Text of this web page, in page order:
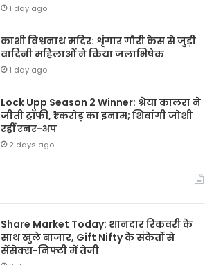
1 day ago
काशी विश्वनाथ मदिर: शृंगार गौरी केस से जुड़ी
वादिनी महिलाओं ने किया जलाभिषेक
1 day ago
Lock Upp Season 2 Winner: श्रेया कालरा ने
जीती ट्रॉफी, ₹1 करोड़ का इनाम; शिवांगी जोशी
रहीं रनर-अप
2 days ago
Share Market Today: शानदार रिकवरी के
साथ खुले बाजार, Gift Nifty के संकेतों से
सेंसेक्स-निफ्टी में तेजी